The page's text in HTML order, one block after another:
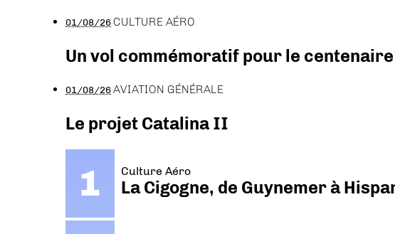
01/08/26 CULTURE AÉRO
Un vol commémoratif pour le
01/08/26AVIATION GÉNÉRALE
Le projet Catalina II
Culture Aéro
La Cigogne, de Guynemer à